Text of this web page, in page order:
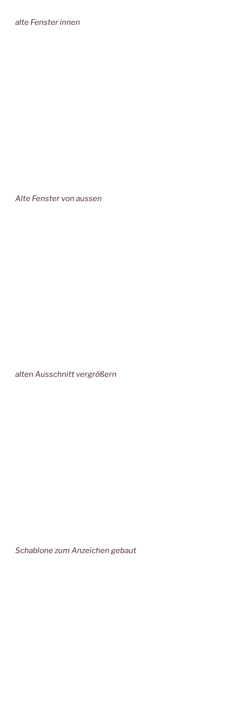
alte Fenster innen
Alte Fenster von aussen
alten Ausschnitt vergrößern
Schablone zum Anzeichen gebaut